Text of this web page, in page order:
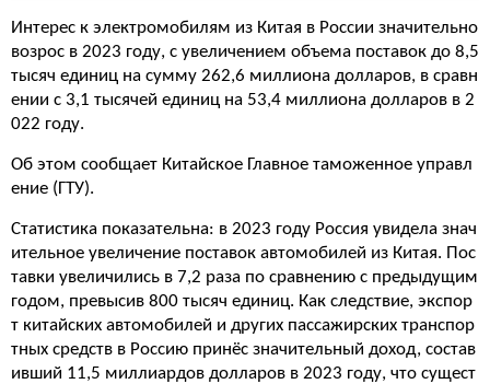
Интерес к электромобилям из Китая в России значительно
возрос в 2023 году, с увеличением объема поставок до 8,5
тысяч единиц на сумму 262,6 миллиона долларов, в сравн
ении с 3,1 тысячей единиц на 53,4 миллиона долларов в 2
022 году.
Об этом сообщает Китайское Главное таможенное управл
ение (ГТУ).
Статистика показательна: в 2023 году Россия увидела знач
ительное увеличение поставок автомобилей из Китая. Пос
тавки увеличились в 7,2 раза по сравнению с предыдущим
годом, превысив 800 тысяч единиц. Как следствие, экспор
т китайских автомобилей и других пассажирских транспор
тных средств в Россию принёс значительный доход, состав
ивший 11,5 миллиардов долларов в 2023 году, что сущест